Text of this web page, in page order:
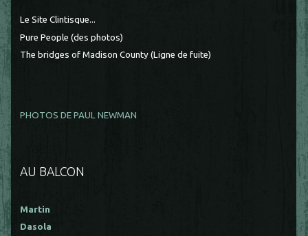
Le Site Clintisque...
Pure People (des photos)
The bridges of Madison County (Ligne de fuite)
PHOTOS DE PAUL NEWMAN
AU BALCON
Martin
Dasola